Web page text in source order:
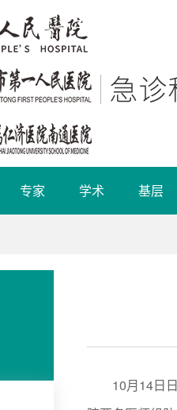
专家 学术 基层
10月14日日